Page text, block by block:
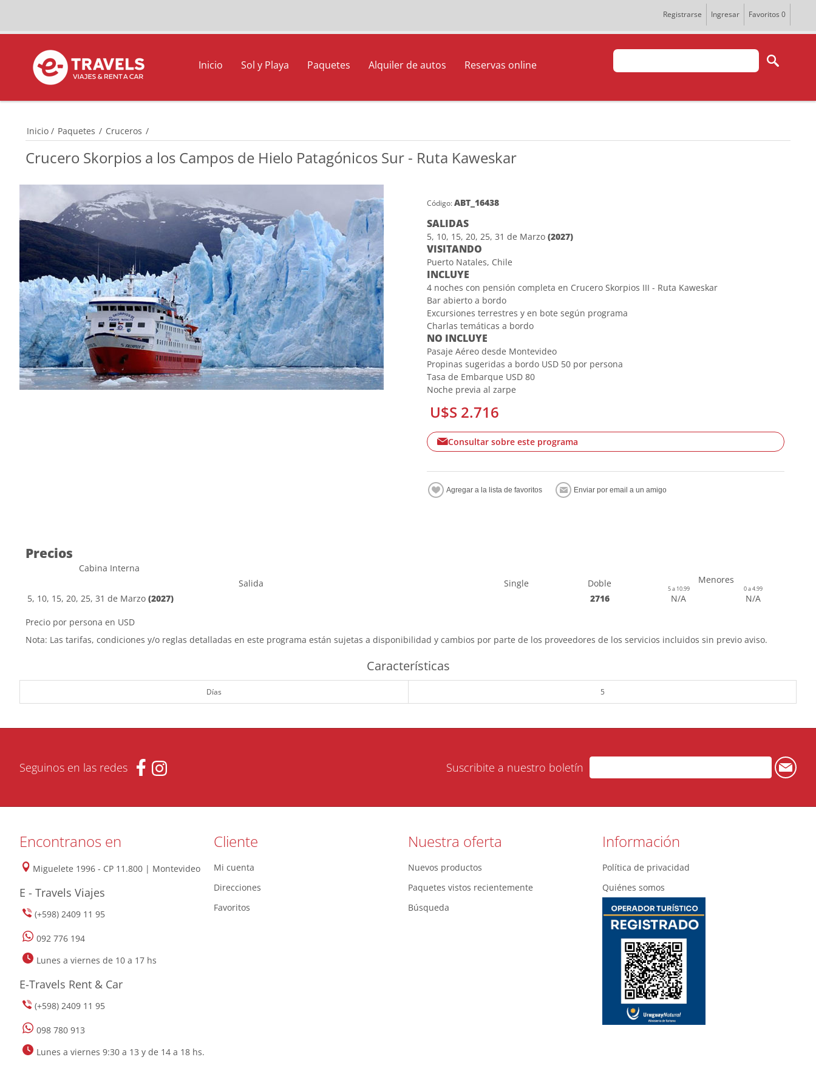
Registrarse Ingresar Favoritos 0
Inicio Sol y Playa Paquetes Alquiler de autos Reservas online
Inicio / Paquetes / Cruceros /
Crucero Skorpios a los Campos de Hielo Patagónicos Sur - Ruta Kaweskar
Código:ABT_16438
SALIDAS
5, 10, 15, 20, 25, 31 de Marzo(2027)
VISITANDO
Puerto Natales, Chile
INCLUYE
4 noches con pensión completa en Crucero Skorpios III - Ruta Kaweskar
Bar abierto a bordo
Excursiones terrestres y en bote según programa
Charlas temáticas a bordo
NO INCLUYE
Pasaje Aéreo desde Montevideo
Propinas sugeridas a bordo USD 50 por persona
Tasa de Embarque USD 80
Noche previa al zarpe
U$S 2.716
Consultar sobre este programa
Precios
Cabina Interna
Salida
Single Doble Menores
5 a 10.99 0 a 4.99
5, 10, 15, 20, 25, 31 de Marzo (2027) 2716 N/A N/A
Precio por persona en USD
Nota: Las tarifas, condiciones y/o reglas detalladas en este programa están sujetas a disponibilidad y cambios por parte de los proveedores de los servicios incluidos sin previo aviso.
Características
Días 5
Seguinos en las redes Suscribite a nuestro boletín
Encontranos en
Miguelete 1996 - CP 11.800 | Montevideo
E - Travels Viajes
(+598) 2409 11 95
092 776 194
Lunes a viernes de 10 a 17 hs
E-Travels Rent & Car
(+598) 2409 11 95
098 780 913
Lunes a viernes 9:30 a 13 y de 14 a 18 hs.
Cliente
Mi cuenta
Direcciones
Favoritos
Nuestra oferta
Nuevos productos
Paquetes vistos recientemente
Búsqueda
Información
Política de privacidad
Quiénes somos